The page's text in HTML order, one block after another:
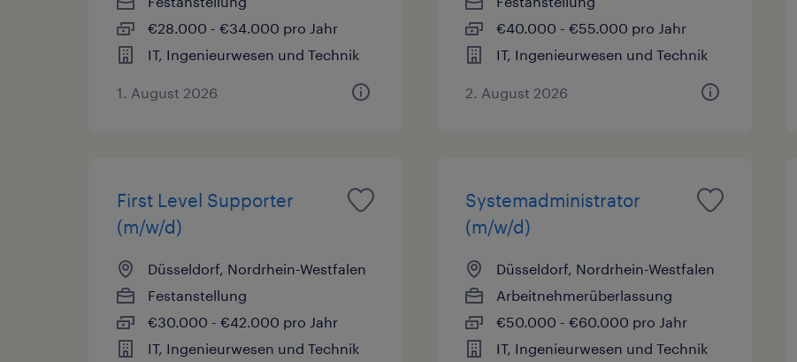
€28.000 - €34.000 pro Jahr
IT, Ingenieurwesen und Technik
1. August 2026
€40.000 - €55.000 pro Jahr
IT, Ingenieurwesen und Technik
2. August 2026
First Level Supporter
(m/w/d)
Düsseldorf, Nordrhein-Westfalen
Festanstellung
€30.000 - €42.000 pro Jahr
IT, Ingenieurwesen und Technik
Systemadministrator
(m/w/d)
Düsseldorf, Nordrhein-Westfalen
Arbeitnehmerüberlassung
€50.000 - €60.000 pro Jahr
IT, Ingenieurwesen und Technik